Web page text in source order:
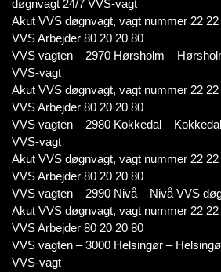
døgnvagt 24/7 VVS-vagt
Akut VVS døgnvagt, vagt nummer 22
VVS Arbejder 80 20 20 80
VVS vagten – 2970 Hørsholm –
VVS-vagt
Akut VVS døgnvagt, vagt nummer 22
VVS Arbejder 80 20 20 80
VVS vagten – 2980 Kokkedal –
VVS-vagt
Akut VVS døgnvagt, vagt nummer 22
VVS Arbejder 80 20 20 80
VVS vagten – 2990 Nivå – Nivå VVS
Akut VVS døgnvagt, vagt nummer 22
VVS Arbejder 80 20 20 80
VVS vagten – 3000 Helsingør –
VVS-vagt